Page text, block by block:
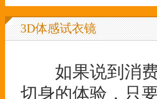
3D体感试衣镜
如果说到消费
切身的体验，只